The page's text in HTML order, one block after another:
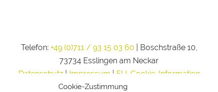
Cookie-Zustimmung
Telefon: +49 (0)711 / 93 15 03 60 | Boschstraße 10,
73734 Esslingen am Neckar
Datenschutz| Impressum | EU-Cookie-Information